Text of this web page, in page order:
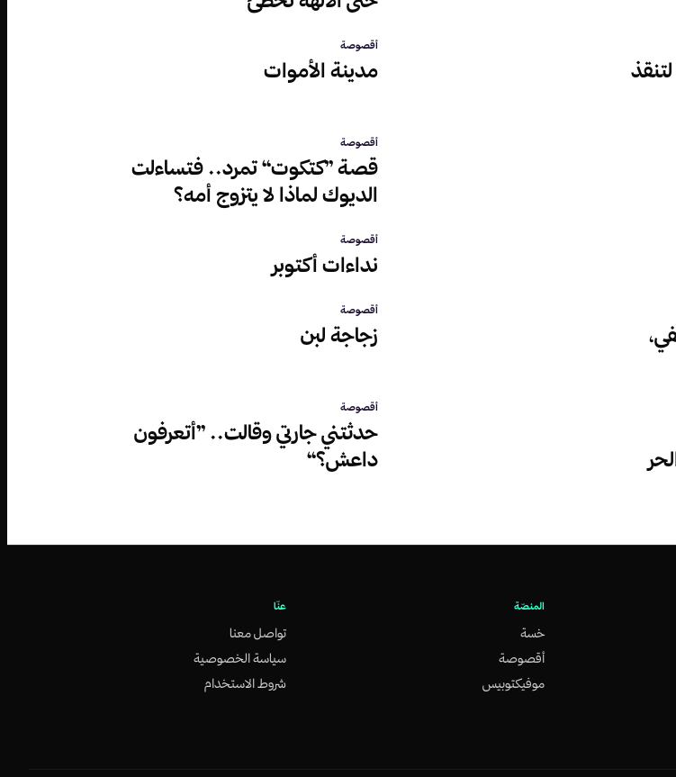
أقصوصة
مدينة الأموات
أقصوصة
قصة ”كتكوت“ تمرد.. فتساءلت
الديوك لماذا لا يتزوج أمه؟
أقصوصة
نداءات أكتوبر
أقصوصة
زجاجة لبن
أقصوصة
حدثتني جارتي وقالت.. ”أتعرفون
داعش؟“
المنصّة
خسة
أقصوصة
موفيكتوبيس
عنّا
تواصل معنا
سياسة الخصوصية
شروط الاستخدام